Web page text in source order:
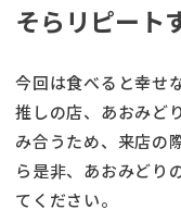
そらリピート
今回は食べると幸せ
推しの店、あおみど
み合うため、来店の
ら是非、あおみどり
てください。